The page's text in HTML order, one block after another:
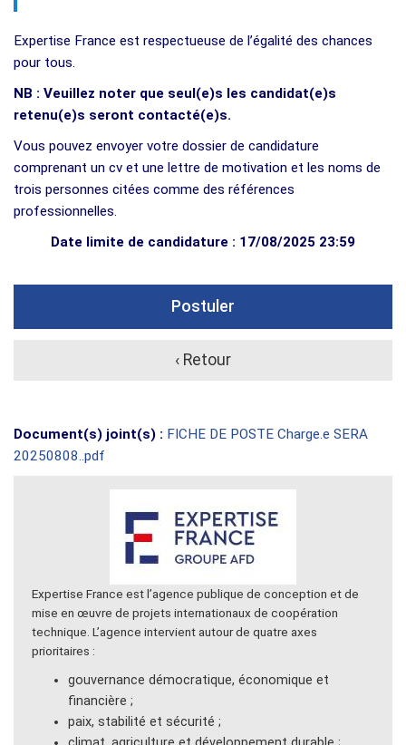
Expertise France est respectueuse de l’égalité des chances
pour tous.
NB : Veuillez noter que seul(e)s les candidat(e)s
retenu(e)s seront contacté(e)s.
Vous pouvez envoyer votre dossier de candidature
comprenant un cv et une lettre de motivation et les noms de
trois personnes citées comme des références
professionnelles.
Date limite de candidature : 17/08/2025 23:59
Postuler
‹ Retour
Document(s) joint(s) : FICHE DE POSTE Charge.e SERA
20250808..pdf
Expertise France est l’agence publique de conception et de
mise en œuvre de projets internationaux de coopération
technique. L’agence intervient autour de quatre axes
prioritaires :
gouvernance démocratique, économique et
financière ;
paix, stabilité et sécurité ;